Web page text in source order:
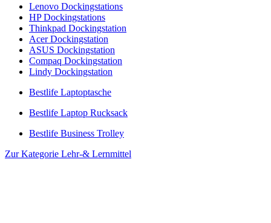
Lenovo Dockingstations
HP Dockingstations
Thinkpad Dockingstation
Acer Dockingstation
ASUS Dockingstation
Compaq Dockingstation
Lindy Dockingstation
Bestlife Laptoptasche
Bestlife Laptop Rucksack
Bestlife Business Trolley
Zur Kategorie Lehr-& Lernmittel